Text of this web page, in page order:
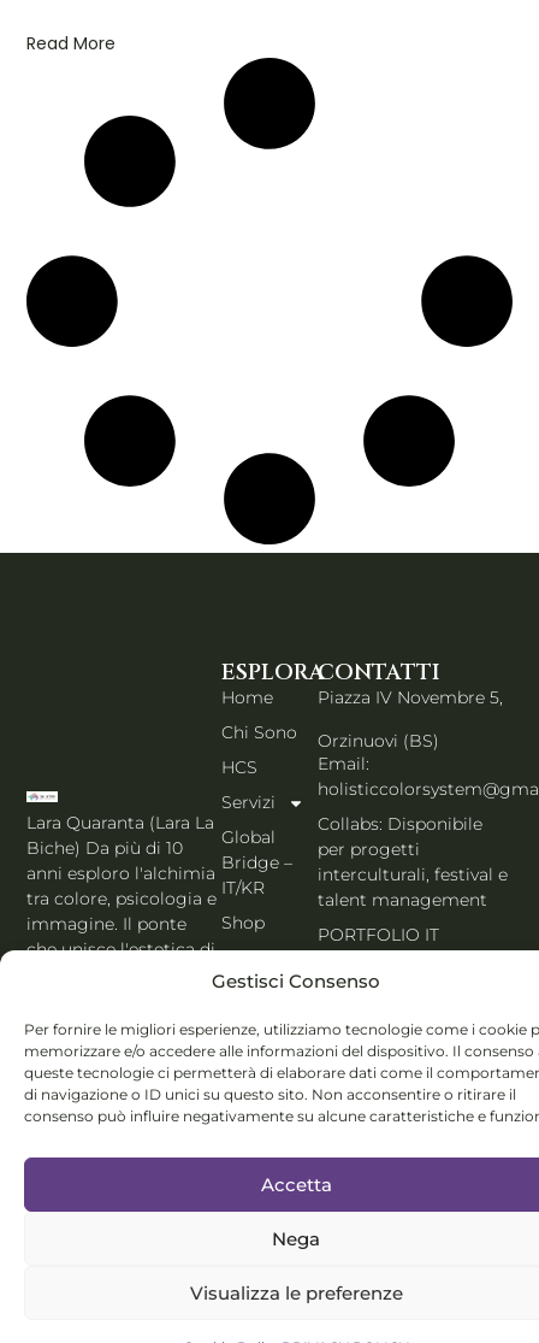
Gestisci Consenso
Per fornire le migliori esperienze, utilizziamo tecnologie come i cookie
memorizzare e/o accedere alle informazioni del dispositivo. Il consenso
queste tecnologie ci permetterà di elaborare dati come il
di navigazione o ID unici su questo sito. Non acconsentire o ritirare il
consenso può influire negativamente su alcune caratteristiche e
Accetta
Nega
Visualizza le preferenze
Read More
Lara Quaranta (Lara La
Biche) Da più di 10
anni esploro l'alchimia
tra colore, psicologia e
immagine. Il ponte
che unisce l'estetica di
MBTI, Enneagramma &
Holistic Color
System®.
ESPLORA
Home
Chi Sono
HCS
Servizi
Global
Bridge –
IT/KR
Shop
Blog
Contatti
Italiano
CONTATTI
Piazza IV Novembre 5,
Orzinuovi (BS)
Email:
Collabs: Disponibile
per progetti
interculturali, festival e
talent management
PORTFOLIO IT
© Lara Quaranta | P.IVA 03960300980 | 2026 All Rights